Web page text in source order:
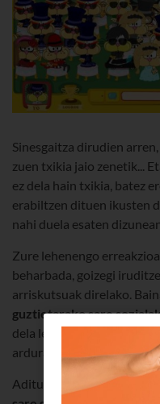
Sinesgaitza dirudien
zuen txikia jaio zenetik...
ez dela hain txikia, batez
erabiltzen dituen ikusten
nahi duela esaten
Zure lehenengo
beharbada, goizegi
arriskutsuak direlako.
guztietarako sare
dela lehenengo haien
arduraz jokatzen ikas
Adituen arabera,